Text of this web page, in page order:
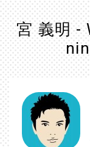
宮 義明 -